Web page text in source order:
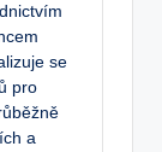
se
pro
a